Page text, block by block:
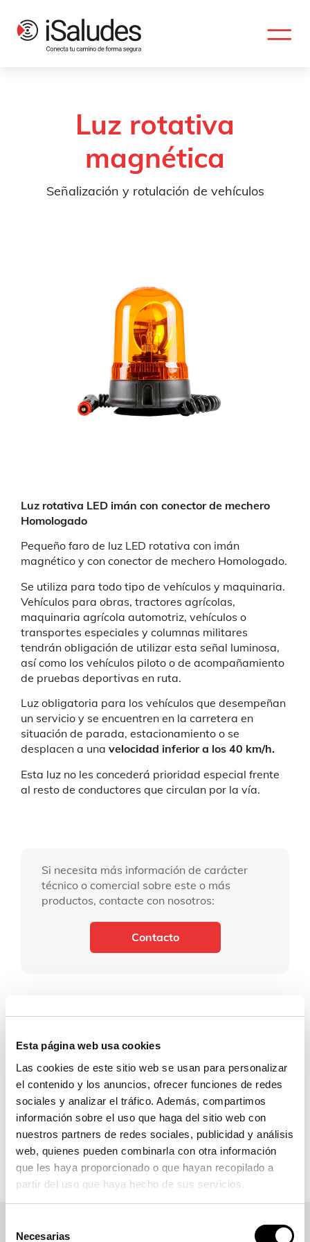
Esta página web usa cookies
Las cookies de este sitio web se usan para personalizar
el contenido y los anuncios, ofrecer funciones de redes
sociales y analizar el tráfico. Además, compartimos
información sobre el uso que haga del sitio web con
nuestros partners de redes sociales, publicidad y análisis
web, quienes pueden combinarla con otra información
que les haya proporcionado o que hayan recopilado a
partir del uso que haya hecho de sus servicios.
Necesarias
Luz rotativa
magnética
Señalización y rotulación de vehículos
Luz rotativa LED imán con conector de mechero
Homologado
Pequeño faro de luz LED rotativa con imán
magnético y con conector de mechero Homologado.
Se utiliza para todo tipo de vehículos y maquinaria.
Vehículos para obras, tractores agrícolas,
maquinaria agrícola automotriz, vehículos o
transportes especiales y columnas militares
tendrán obligación de utilizar esta señal luminosa,
así como los vehículos piloto o de acompañamiento
de pruebas deportivas en ruta.
Luz obligatoria para los vehículos que desempeñan
un servicio y se encuentren en la carretera en
situación de parada, estacionamiento o se
desplacen a una velocidad inferior a los 40 km/h.
Esta luz no les concederá prioridad especial frente
al resto de conductores que circulan por la vía.
Si necesita más información de carácter
técnico o comercial sobre este o más
productos, contacte con nosotros:
Contacto